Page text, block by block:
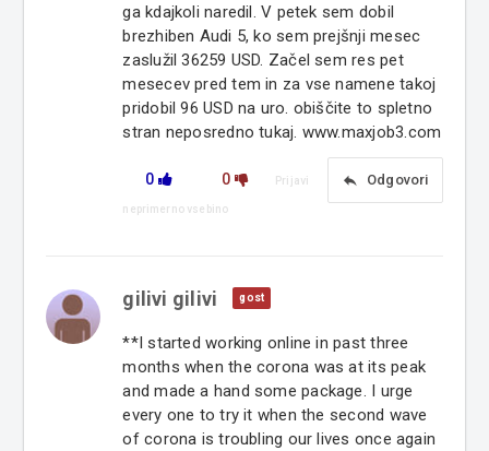
ga kdajkoli naredil. V petek sem dobil
brezhiben Audi 5, ko sem prejšnji mesec
zaslužil 36259 USD. Začel sem res pet
mesecev pred tem in za vse namene takoj
pridobil 96 USD na uro. obiščite to spletno
stran neposredno tukaj. www.maxjob3.com
0 0 reply Odgovori
Prijavi
neprimerno vsebino
gilivi gilivi gost
**I started working online in past three
months when the corona was at its peak
and made a hand some package. I urge
every one to try it when the second wave
of corona is troubling our lives once again